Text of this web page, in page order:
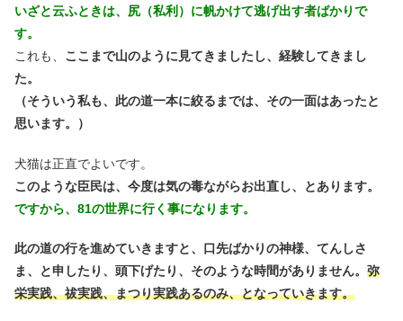
いざと云ふときは、尻（私利）に帆かけて逃げ出す者ばかりで
す。
これも、 ここまで山のように見てきましたし、経験してきまし
た。
（そういう私も、此の道一本に絞るまでは、その一面はあったと
思います。）
犬猫は正直でよいです。
このような臣民は、今度は気の毒ながらお出直し、とあります。
ですから、81の世界に行く事になります。
此の道の行を進めていきますと、口先ばかりの神様、てんしさ
ま、と申したり、頭下げたり、そのような時間がありません。 弥
栄実践、祓実践、まつり実践あるのみ、となっていきます。